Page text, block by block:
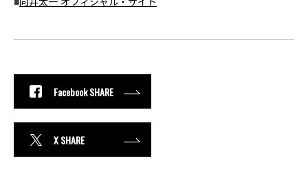
■向井太一 オフィシャル・サイト
Facebook SHARE
X SHARE